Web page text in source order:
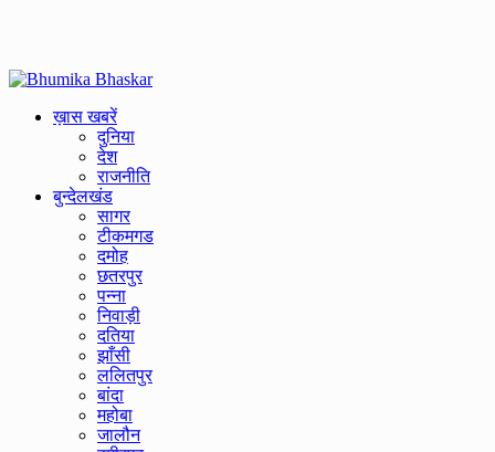
Primary
ख़ास खबरें
दुनिया
देश
राजनीति
बुन्देलखंड
सागर
टीकमगड
दमोह
छतरपुर
पन्ना
निवाड़ी
दतिया
झाँसी
ललितपुर
बांदा
महोबा
जालौन